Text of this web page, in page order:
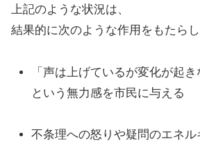
上記のような状況は、
結果的に次のような作用をもたらし
「声は上げているが変化が起き
という無力感を市民に与える
不条理への怒りや疑問のエネル